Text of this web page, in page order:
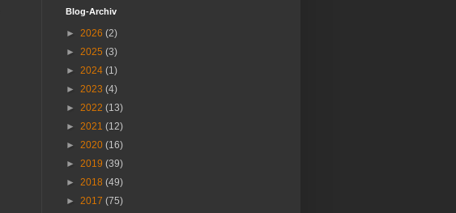
Blog-Archiv
► 2026 (2)
► 2025 (3)
► 2024 (1)
► 2023 (4)
► 2022 (13)
► 2021 (12)
► 2020 (16)
► 2019 (39)
► 2018 (49)
► 2017 (75)